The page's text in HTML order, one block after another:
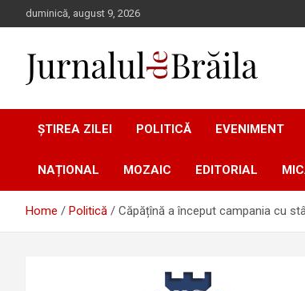
to
duminică, august 9, 2026
Jurnalul de Brăila
ȘTIREA ZILEI POLITICĂ EVENIMENT
NAȚIONAL MOZAIC EDITORIAL
Home Politică Căpățînă a început campania cu